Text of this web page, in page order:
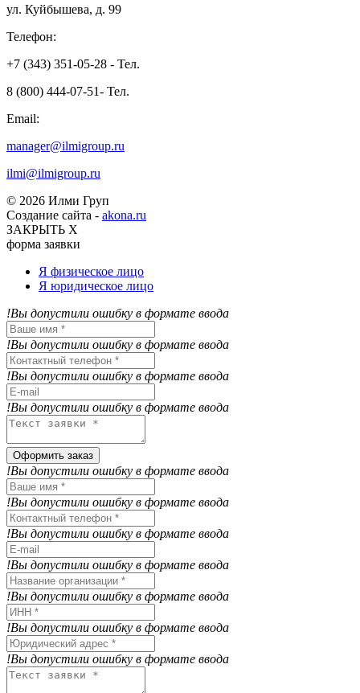
ул. Куйбышева, д. 99
Телефон:
+7 (343) 351-05-28 - Тел.
8 (800) 444-07-51- Тел.
Email:
manager@ilmigroup.ru
ilmi@ilmigroup.ru
© 2026 Илми Груп
Создание сайта - akona.ru
ЗАКРЫТЬ Х
форма заявки
Я физическое лицо
Я юридическое лицо
!Вы допустили ошибку в формате ввода
!Вы допустили ошибку в формате ввода
!Вы допустили ошибку в формате ввода
!Вы допустили ошибку в формате ввода
Оформить заказ
!Вы допустили ошибку в формате ввода
!Вы допустили ошибку в формате ввода
!Вы допустили ошибку в формате ввода
!Вы допустили ошибку в формате ввода
!Вы допустили ошибку в формате ввода
!Вы допустили ошибку в формате ввода
!Вы допустили ошибку в формате ввода